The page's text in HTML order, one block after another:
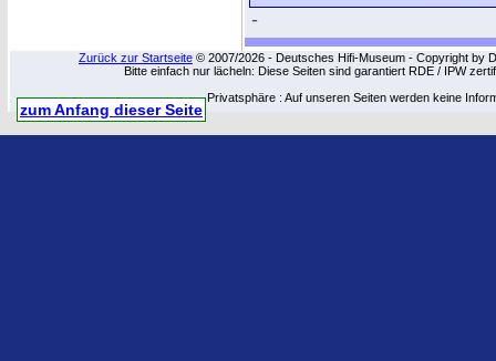
-
Zurück zur Startseite © 2007/2026 - Deutsches Hifi-Museum - Copyright by
Bitte einfach nur lächeln: Diese Seiten sind garantiert RDE / IPW
Privatsphäre : Auf unseren Seiten werden keine
zum Anfang dieser Seite